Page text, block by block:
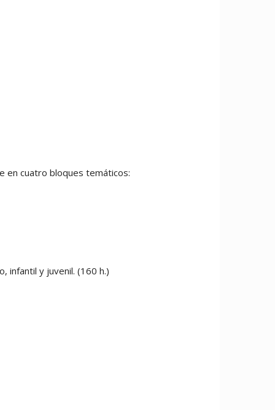
en cuatro bloques temáticos:
infantil y juvenil. (160 h.)